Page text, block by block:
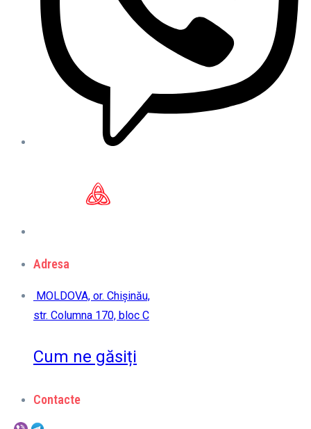
Adresa
MOLDOVA, or. Chișinău,
str. Columna 170, bloc C
Cum ne găsiți
Contacte